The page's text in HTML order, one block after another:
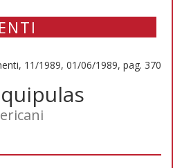
11/1989, 01/06/1989, pag. 370